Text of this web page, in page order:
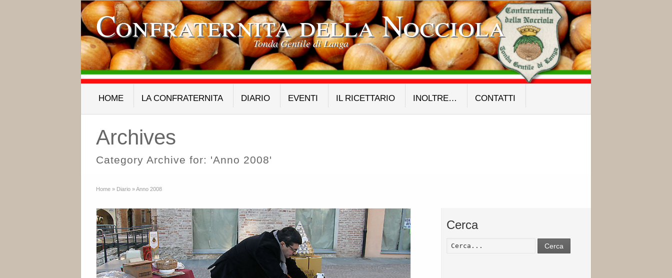
Confraternita della Nocciola
Tonda Gentile di Langa
HOME LA CONFRATERNITA DIARIO EVENTI IL RICETTARIO INOLTRE… CONTATTI
Archives
Category Archive for: 'Anno 2008'
Home » Diario »Anno 2008
Cerca
Cerca